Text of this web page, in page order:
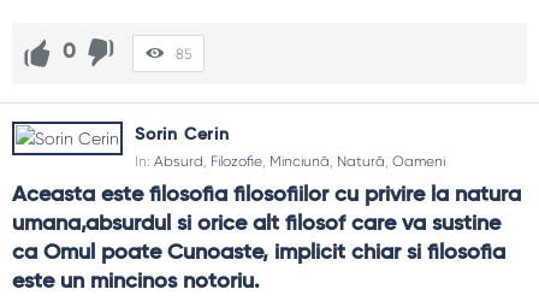
0 85
Sorin Cerin
In: Absurd Filozofie Minciună Natură Oameni
Aceasta este filosofia filosofiilor cu privire la natura
umana,absurdul si orice alt filosof care va sustine
ca Omul poate Cunoaste, implicit chiar si filosofia
este un mincinos notoriu.